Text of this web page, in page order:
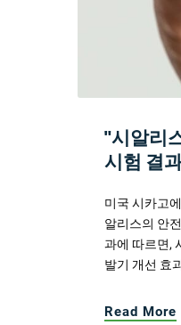
"시알리
시험 결
미국 시카고
알리스의 안
과에 따르면,
발기 개선 효
Read More